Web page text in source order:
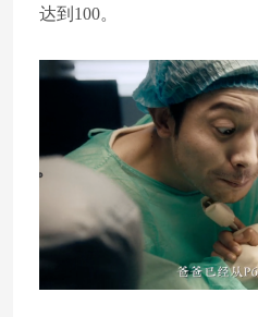
达到100。